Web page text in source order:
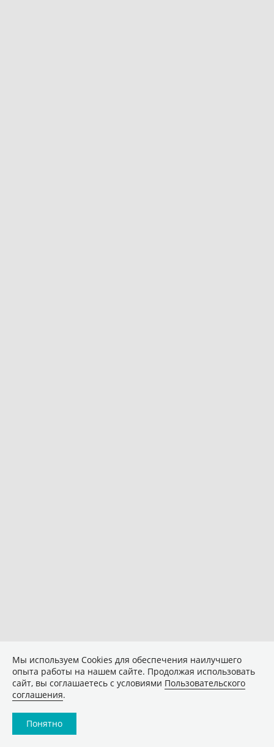
Мы используем Сookies для обеспечения наилучшего
опыта работы на нашем сайте. Продолжая использовать
сайт, вы соглашаетесь с условиями Пользовательского
соглашения.
Понятно